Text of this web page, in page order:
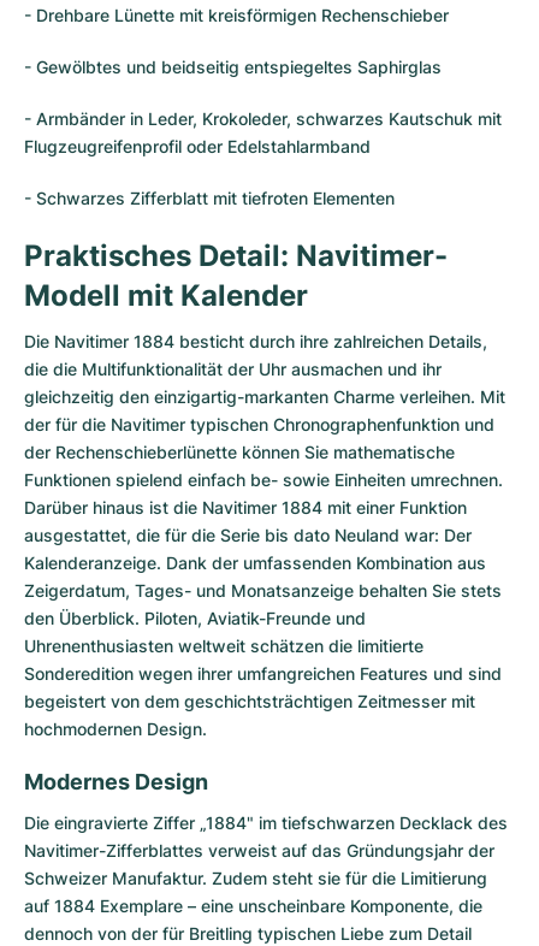
- Drehbare Lünette mit kreisförmigen Rechenschieber
- Gewölbtes und beidseitig entspiegeltes Saphirglas
- Armbänder in Leder, Krokoleder, schwarzes Kautschuk mit
Flugzeugreifenprofil oder Edelstahlarmband
- Schwarzes Zifferblatt mit tiefroten Elementen
Praktisches Detail: Navitimer-
Modell mit Kalender
Die Navitimer 1884 besticht durch ihre zahlreichen Details,
die die Multifunktionalität der Uhr ausmachen und ihr
gleichzeitig den einzigartig-markanten Charme verleihen. Mit
der für die Navitimer typischen Chronographenfunktion und
der Rechenschieberlünette können Sie mathematische
Funktionen spielend einfach be- sowie Einheiten umrechnen.
Darüber hinaus ist die Navitimer 1884 mit einer Funktion
ausgestattet, die für die Serie bis dato Neuland war: Der
Kalenderanzeige. Dank der umfassenden Kombination aus
Zeigerdatum, Tages- und Monatsanzeige behalten Sie stets
den Überblick. Piloten, Aviatik-Freunde und
Uhrenenthusiasten weltweit schätzen die limitierte
Sonderedition wegen ihrer umfangreichen Features und sind
begeistert von dem geschichtsträchtigen Zeitmesser mit
hochmodernen Design.
Modernes Design
Die eingravierte Ziffer „1884" im tiefschwarzen Decklack des
Navitimer-Zifferblattes verweist auf das Gründungsjahr der
Schweizer Manufaktur. Zudem steht sie für die Limitierung
auf 1884 Exemplare – eine unscheinbare Komponente, die
dennoch von der für Breitling typischen Liebe zum Detail